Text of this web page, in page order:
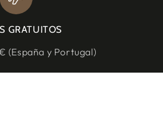
GRATUITOS
(España y Portugal)